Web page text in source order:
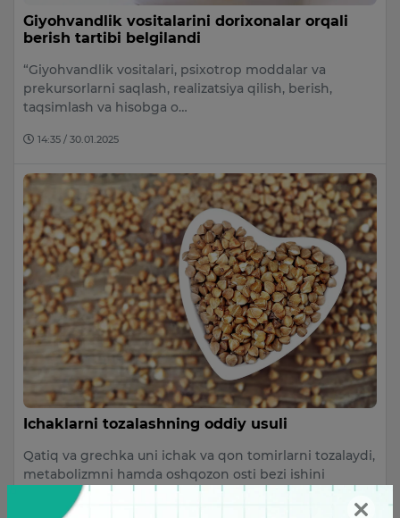
Giyohvandlik vositalarini dorixonalar orqali
berish tartibi belgilandi
“Giyohvandlik vositalari, psixotrop moddalar va
prekursorlarni saqlash, realizatsiya qilish, berish,
taqsimlash va hisobga o…
14:35 / 30.01.2025
Ichaklarni tozalashning oddiy usuli
Qatiq va grechka uni ichak va qon tomirlarni tozalaydi,
metabolizmni hamda oshqozon osti bezi ishini
normallashtiradi, qonda…